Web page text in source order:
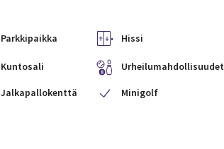
Parkkipaikka Hissi
Kuntosali Urheilumahdollisuudet
Jalkapallokenttä Minigolf